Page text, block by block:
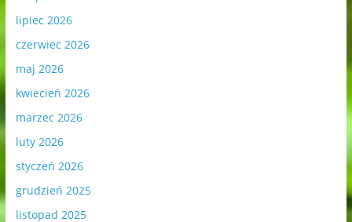
lipiec 2026
czerwiec 2026
maj 2026
kwiecień 2026
marzec 2026
luty 2026
styczeń 2026
grudzień 2025
listopad 2025